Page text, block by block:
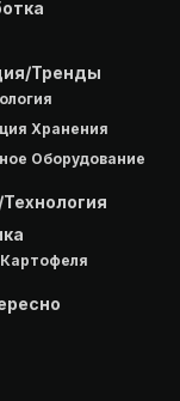
Тренды
Хранения
Оборудование